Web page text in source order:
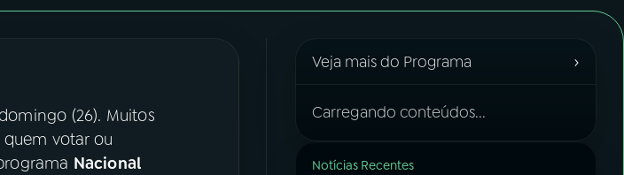
(26). Muitos
votar ou
Nacional
Veja mais do Programa ›
Carregando conteúdos...
Notícias Recentes